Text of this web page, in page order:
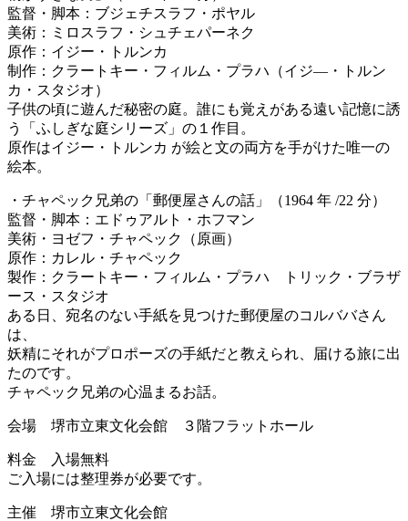
監督・脚本：ブジェチスラフ・ポヤル
美術：ミロスラフ・シュチェパーネク
原作：イジー・トルンカ
制作：クラートキー・フィルム・プラハ（イジ―・トルン
カ・スタジオ）
子供の頃に遊んだ秘密の庭。誰にも覚えがある遠い記憶に誘
う「ふしぎな庭シリーズ」の１作目。
原作はイジー・トルンカ が絵と文の両方を手がけた唯一の
絵本。
・チャペック兄弟の「郵便屋さんの話」（1964 年 /22 分）
監督・脚本：エドゥアルト・ホフマン
美術・ヨゼフ・チャペック（原画）
原作：カレル・チャペック
製作：クラートキー・フィルム・プラハ トリック・ブラザ
ース・スタジオ
ある日、宛名のない手紙を見つけた郵便屋のコルババさん
は、
妖精にそれがプロポーズの手紙だと教えられ、届ける旅に出
たのです。
チャペック兄弟の心温まるお話。
会場 堺市立東文化会館 ３階フラットホール
料金 入場無料
ご入場には整理券が必要です。
主催 堺市立東文化会館